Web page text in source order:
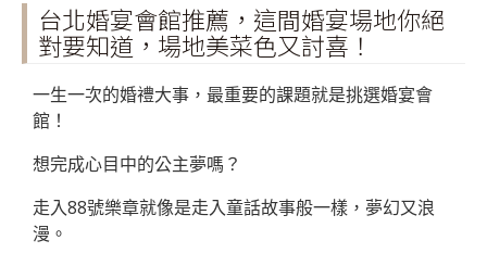
台北婚宴會館推薦，這間婚宴場地你絕
對要知道，場地美菜色又討喜！
一生一次的婚禮大事，最重要的課題就是挑選婚宴會
館！
想完成心目中的公主夢嗎？
走入88號樂章就像是走入童話故事般一樣，夢幻又浪
漫。